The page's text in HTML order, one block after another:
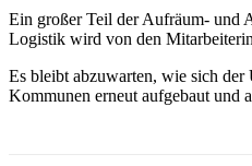
Ein großer Teil der Aufräum- und
Logistik wird von den
Es bleibt abzuwarten, wie sich
Kommunen erneut aufgebaut und